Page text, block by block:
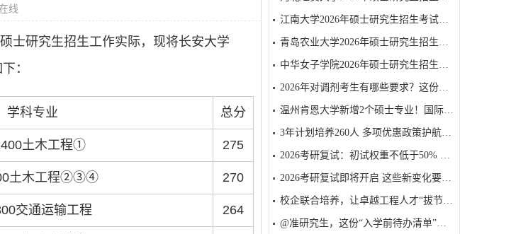
江南大学2026年硕士研究生招生考试复试参考书目
青岛农业大学2026年硕士研究生招生考试复试参考书目
中华女子学院2026年硕士研究生招生考试硕士研究生招生考试复试笔试参考书目
2026年对调剂考生有哪些要求？这份调剂攻略请收好
温州肯恩大学新增2个硕士专业！国际视野+全球认可
3年计划培养260人 多项优惠政策护航——贵州启动工程硕博士培养改革试点
2026考研复试：初试权重不低于50% 面试为必要环节
2026考研复试即将开启 这些新变化要注意
校企联合培养，让卓越工程人才“拔节生长”
@准研究生，这份“入学前待办清单”请收好
线
士研究生招生工作实际，现将长安大学
：
学科专业 总分
土木工程① 275
土木工程②③④ 270
交通运输工程 264